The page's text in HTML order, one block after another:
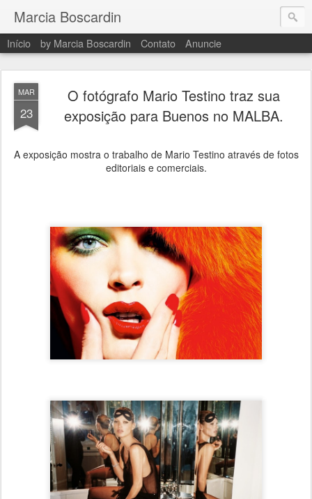
Marcia Boscardin
Início by Marcia Boscardin Contato Anuncie
MAR
23
O fotógrafo Mario Testino traz sua
exposição para Buenos no MALBA.
A exposição mostra o trabalho de Mario Testino através de fotos
editoriais e comerciais.